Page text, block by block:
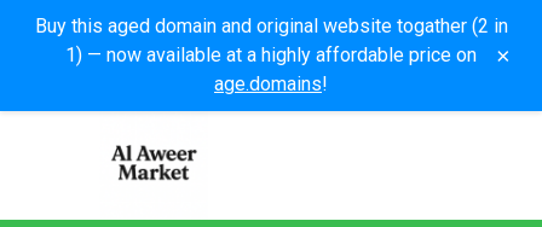
Buy this aged domain and original website togather (2 in
1) — now available at a highly affordable price on
age.domains!
×